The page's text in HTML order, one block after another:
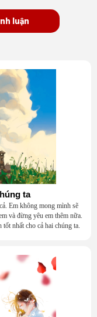
luận
ta
Em không mong mình sẽ
và đừng yêu em thêm nữa.
nhất cho cả hai chúng ta.